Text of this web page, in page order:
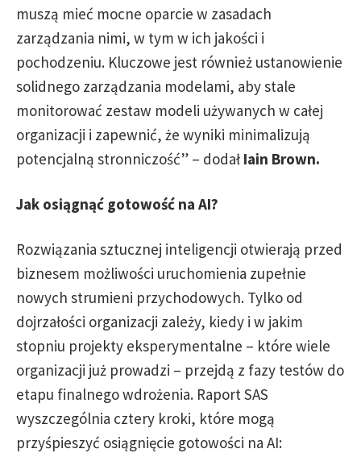
muszą mieć mocne oparcie w zasadach
zarządzania nimi, w tym w ich jakości i
pochodzeniu. Kluczowe jest również ustanowienie
solidnego zarządzania modelami, aby stale
monitorować zestaw modeli używanych w całej
organizacji i zapewnić, że wyniki minimalizują
potencjalną stronniczość” – dodałIain Brown.
Jak osiągnąć gotowość na AI?
Rozwiązania sztucznej inteligencji otwierają przed
biznesem możliwości uruchomienia zupełnie
nowych strumieni przychodowych. Tylko od
dojrzałości organizacji zależy, kiedy i w jakim
stopniu projekty eksperymentalne – które wiele
organizacji już prowadzi – przejdą z fazy testów do
etapu finalnego wdrożenia. Raport SAS
wyszczególnia cztery kroki, które mogą
przyśpieszyć osiągnięcie gotowości na AI: